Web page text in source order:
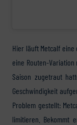
Hier läuft Metcalf eine
eine Routen-
Saison zugetraut
Geschwindigkeit
Problem gestellt:
limitieren. Bekommt